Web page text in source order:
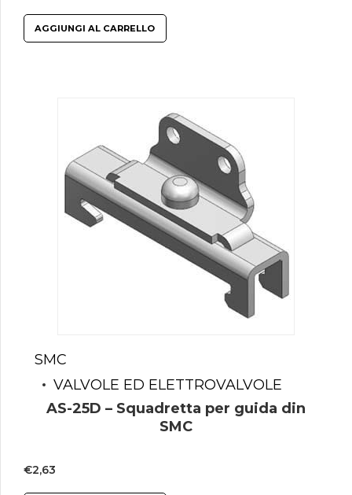
AGGIUNGI AL CARRELLO
SMC
VALVOLE ED ELETTROVALVOLE
AS-25D – Squadretta per guida din
SMC
€2,63